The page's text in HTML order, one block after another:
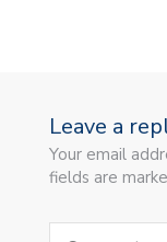
Leave a
Your email
fields are